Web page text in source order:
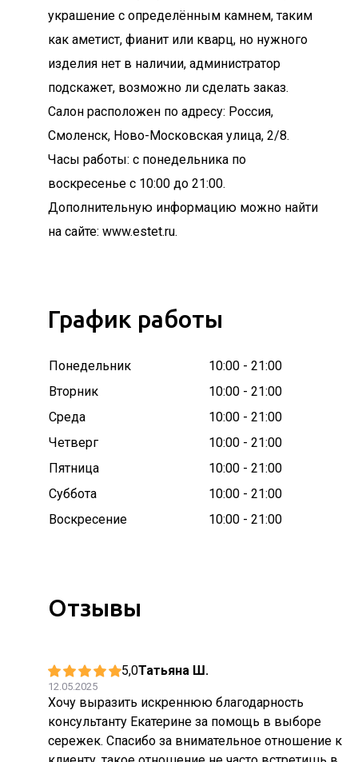
украшение с определённым камнем, таким
как аметист, фианит или кварц, но нужного
изделия нет в наличии, администратор
подскажет, возможно ли сделать заказ.
Салон расположен по адресу: Россия,
Смоленск, Ново-Московская улица, 2/8.
Часы работы: с понедельника по
воскресенье с 10:00 до 21:00.
Дополнительную информацию можно найти
на сайте: www.estet.ru.
График работы
Понедельник
10:00 - 21:00
Вторник
10:00 - 21:00
Среда
10:00 - 21:00
Четверг
10:00 - 21:00
Пятница
10:00 - 21:00
Суббота
10:00 - 21:00
Воскресение
10:00 - 21:00
Отзывы
5,0Татьяна Ш.
12.05.2025
Хочу выразить искреннюю благодарность
консультанту Екатерине за помощь в выборе
сережек. Спасибо за внимательное отношение к